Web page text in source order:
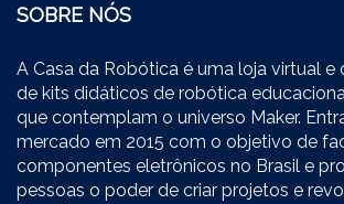
SOBRE NÓS
A Casa da Robótica é uma loja virtual e
de kits didáticos de robótica
que contemplam o universo Maker.
mercado em 2015 com o objetivo de
componentes eletrônicos no Brasil e
pessoas o poder de criar projetos e